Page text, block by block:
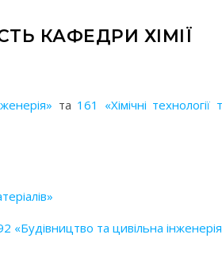
КАФЕДРИ ХІМІЇ
та 161 «Хімічні технології
«Будівництво та цивільна